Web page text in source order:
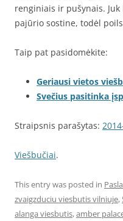
renginiais ir pušynais.
pajūrio sostine, todėl
Taip pat pasidomėkite:
Geriausi vietos
Svečius pasitinka
Straipsnis parašytas:
Viešbučiai.
This entry was posted in
zvaigzduciu viesbutis vilniuje,
alanga viesbutis,amber